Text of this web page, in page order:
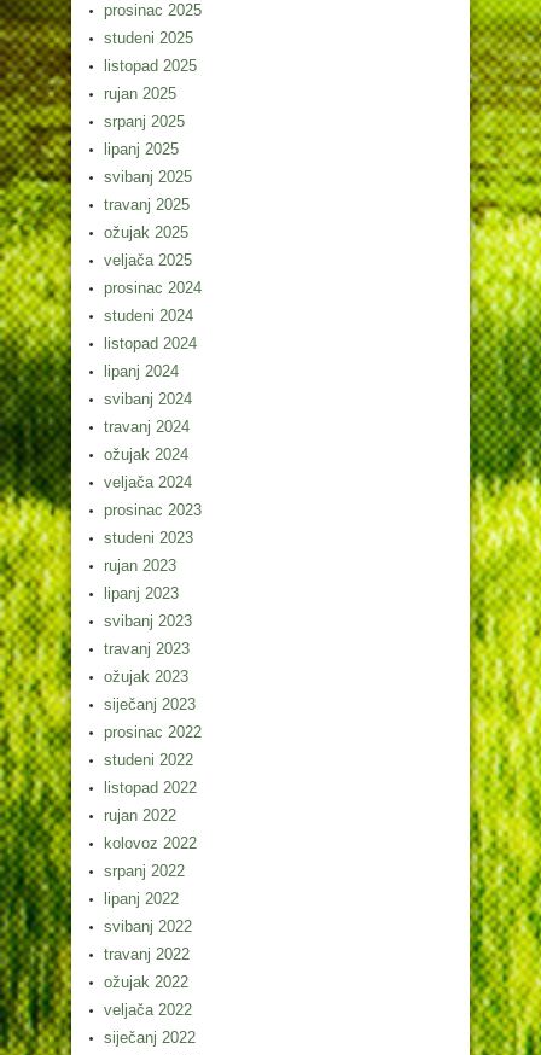
prosinac 2025
studeni 2025
listopad 2025
rujan 2025
srpanj 2025
lipanj 2025
svibanj 2025
travanj 2025
ožujak 2025
veljača 2025
prosinac 2024
studeni 2024
listopad 2024
lipanj 2024
svibanj 2024
travanj 2024
ožujak 2024
veljača 2024
prosinac 2023
studeni 2023
rujan 2023
lipanj 2023
svibanj 2023
travanj 2023
ožujak 2023
siječanj 2023
prosinac 2022
studeni 2022
listopad 2022
rujan 2022
kolovoz 2022
srpanj 2022
lipanj 2022
svibanj 2022
travanj 2022
ožujak 2022
veljača 2022
siječanj 2022